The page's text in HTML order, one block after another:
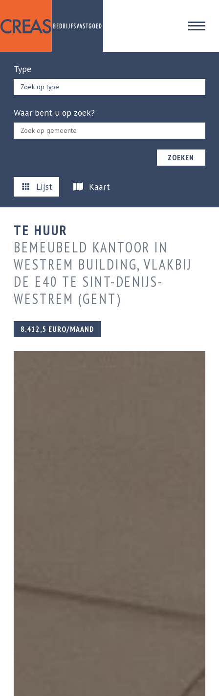
Type
Zoek op type
Waar bent u op zoek?
ZOEKEN
Lijst Kaart
TE HUUR
BEMEUBELD KANTOOR IN
WESTREM BUILDING, VLAKBIJ
DE E40 TE SINT-DENIJS-
WESTREM (GENT)
8.412,5 EURO/MAAND